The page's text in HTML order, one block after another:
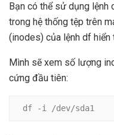
Bạn có thể sử dụng
trong hệ thống tệp trên
(inodes) của lệnh df
Mình sẽ xem số lượng
cứng đầu tiên:
df -i /dev/sda1